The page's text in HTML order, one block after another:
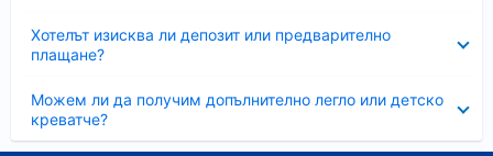
Хотелът изисква ли депозит или предварително
плащане?
Можем ли да получим допълнително легло или детско
креватче?